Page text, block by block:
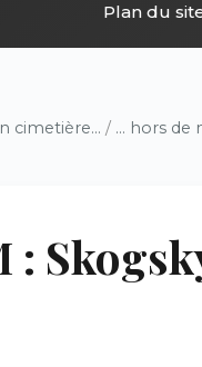
Plan du
cimetière... / ... hors de
: